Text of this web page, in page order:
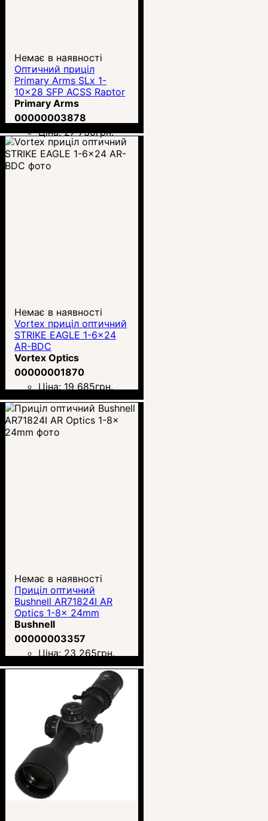
Немає в наявності
Оптичний приціл
Primary Arms SLx 1-
10x28 SFP ACSS Raptor
M10S 5.56/5.45 /.308
(610157)
Primary Arms
00000003878
Ціна:27 730грн.
Немає в наявності
Vortex приціл оптичний
STRIKE EAGLE 1-6x24
AR-BDC
Vortex Optics
00000001870
Ціна: 19 685грн.
Немає в наявності
Приціл оптичний
Bushnell AR71824I AR
Optics 1-8x 24mm
Bushnell
00000003357
Ціна: 23 265грн.